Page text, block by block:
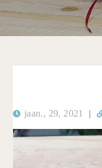
jaan., 29, 2021 |